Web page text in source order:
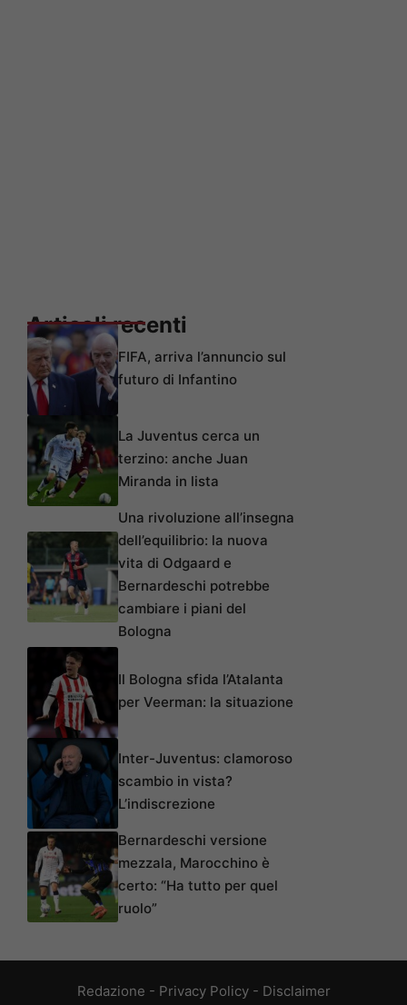
Articoli recenti
FIFA, arriva l’annuncio sul
futuro di Infantino
La Juventus cerca un
terzino: anche Juan
Miranda in lista
Una rivoluzione all’insegna
dell’equilibrio: la nuova
vita di Odgaard e
Bernardeschi potrebbe
cambiare i piani del
Bologna
Il Bologna sfida l’Atalanta
per Veerman: la situazione
Inter-Juventus: clamoroso
scambio in vista?
L’indiscrezione
Bernardeschi versione
mezzala, Marocchino è
certo: “Ha tutto per quel
ruolo”
Redazione - Privacy Policy- Disclaimer